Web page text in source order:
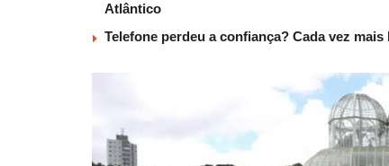
Atlântico
Telefone perdeu a confiança? Cada vez